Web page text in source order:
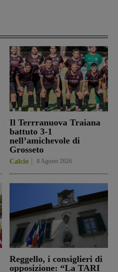
Il Terrranuova Traiana
battuto 3-1
nell’amichevole di
Grosseto
Calcio 8 Agosto 2026
Reggello, i consiglieri di
opposizione: “La TARI